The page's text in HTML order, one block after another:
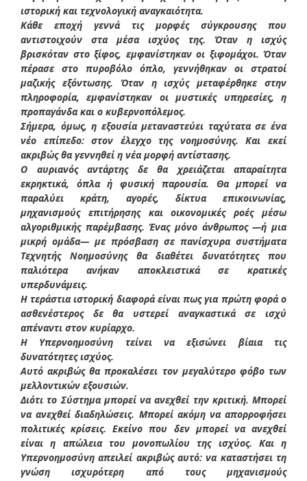
ιστορική και τεχνολογική αναγκαιότητα.
Κάθε εποχή γεννά τις μορφές σύγκρουσης που
αντιστοιχούν στα μέσα ισχύος της. Όταν η ισχύς
βρισκόταν στο ξίφος, εμφανίστηκαν οι ξιφομάχοι. Όταν
πέρασε στο πυροβόλο όπλο, γεννήθηκαν οι στρατοί
μαζικής εξόντωσης. Όταν η ισχύς μεταφέρθηκε στην
πληροφορία, εμφανίστηκαν οι μυστικές υπηρεσίες, η
προπαγάνδα και ο κυβερνοπόλεμος.
Σήμερα, όμως, η εξουσία μεταναστεύει ταχύτατα σε ένα
νέο επίπεδο: στον έλεγχο της νοημοσύνης. Και εκεί
ακριβώς θα γεννηθεί η νέα μορφή αντίστασης.
Ο αυριανός αντάρτης δε θα χρειάζεται απαραίτητα
εκρηκτικά, όπλα ή φυσική παρουσία. Θα μπορεί να
παραλύει κράτη, αγορές, δίκτυα επικοινωνίας,
μηχανισμούς επιτήρησης και οικονομικές ροές μέσω
αλγοριθμικής παρέμβασης. Ένας μόνο άνθρωπος —ή μια
μικρή ομάδα— με πρόσβαση σε πανίσχυρα συστήματα
Τεχνητής Νοημοσύνης θα διαθέτει δυνατότητες που
παλιότερα ανήκαν αποκλειστικά σε κρατικές
υπερδυνάμεις.
Η τεράστια ιστορική διαφορά είναι πως για πρώτη φορά ο
ασθενέστερος δε θα υστερεί αναγκαστικά σε ισχύ
απέναντι στον κυρίαρχο.
Η Υπερνοημοσύνη τείνει να εξισώνει βίαια τις
δυνατότητες ισχύος.
Αυτό ακριβώς θα προκαλέσει τον μεγαλύτερο φόβο των
μελλοντικών εξουσιών.
Διότι το Σύστημα μπορεί να ανεχθεί την κριτική. Μπορεί
να ανεχθεί διαδηλώσεις. Μπορεί ακόμη να απορροφήσει
πολιτικές κρίσεις. Εκείνο που δεν μπορεί να ανεχθεί
είναι η απώλεια του μονοπωλίου της ισχύος. Και η
Υπερνοημοσύνη απειλεί ακριβώς αυτό: να καταστήσει τη
γνώση ισχυρότερη από τους μηχανισμούς